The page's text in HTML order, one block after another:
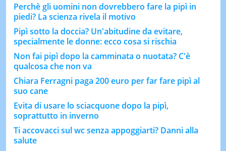
Perchè gli uomini non dovrebbero fare la pipì in
piedi? La scienza rivela il motivo
Pipì sotto la doccia? Un'abitudine da evitare,
specialmente le donne: ecco cosa si rischia
Non fai pipì dopo la camminata o nuotata? C'è
qualcosa che non va
Chiara Ferragni paga 200 euro per far fare pipì al
suo cane
Evita di usare lo sciacquone dopo la pipì,
soprattutto in inverno
Ti accovacci sul wc senza appoggiarti? Danni alla
salute